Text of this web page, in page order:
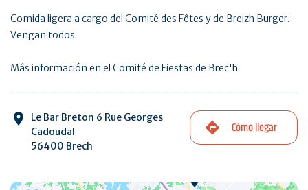
Comida ligera a cargo del Comité des Fêtes y de Breizh Burger.
Vengan todos.
Más información en el Comité de Fiestas de Brec'h.
Le Bar Breton 6 Rue Georges
Cadoudal
56400 Brech
Cómo llegar